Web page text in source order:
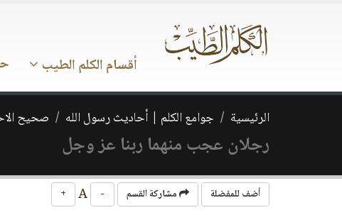
أقسام الكلم الطيب
الرئيسية جوامع الكلم | أحاديث رسول الله صحيح
رجلان عجب منهما ربنا عز وجل
أضف للمفضلة مشاركة القسم -
+